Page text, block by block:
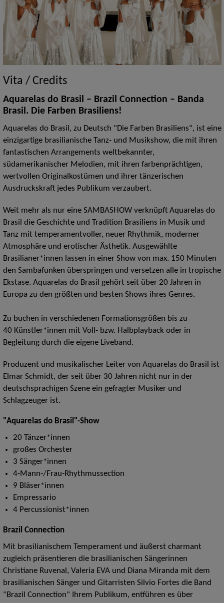
Vita / Credits
Aquarelas do Brasil – Brazil Connection – Banda
Brasil. Die Farben Brasiliens!
Aquarelas do Brasil, zu Deutsch "Die Farben Brasiliens", ist eine
einzigartige brasilianische Tanz- und Musikshow, die mit ihren
fantastischen Arrangements weltbekannter,
südamerikanischer Melodien, mit ihren farbenprächtigen,
wertvollen Originalkostümen und ihrer tänzerischen
Ausdruckskraft jedes Publikum verzaubert.
Weit mehr als nur eine SAMBASHOW verknüpft Aquarelas do
Brasil die Geschichte und Tradition Brasiliens in Musik und
Tanz mit temperamentvoller, neuer Rhythmik, moderner
Atmosphäre und erotischer Ästhetik. Ausgewählte
Brasilianer*innen lassen in einer Show von max. 150 Minuten
den Sambafunken überspringen und versetzen alle in tropische
Ekstase. Aquarelas do Brasil gehört seit über 20 Jahren in
Europa zu den größten und besten Shows ihres Genres.
Zu buchen in verschiedenen Formationsgrößen bis zu
40 Künstler*innen mit Voll- bzw. Halbplayback oder in
Begleitung durch die eigene Liveband.
Produzent und musikalischer Leiter von Aquarelas do Brasil ist
Elmar Schmidt, der seit über 30 Jahren nicht nur in der
deutschsprachigen Szene ein gefragter Musiker und
Schlagzeuger ist.
"Aquarelas do Brasil"-Show
20 Tänzer*innen
großes Orchester
3 Sänger*innen
4-Mann-/Frau-Rhythmussection
9 Bläser*innen
Empressario
4 Percussionist*innen
Brazil Connection
Mit brasilianischem Temperament und äußerst charmant
zugleich präsentieren die brasilianischen Sängerinnen
Christiane Ruvenal, Valeria EVA und Diana Miranda mit dem
brasilianischen Sänger und Gitarristen Silvio Fortes die Band
"Brazil Connection" Ihrem Publikum, entführen es über